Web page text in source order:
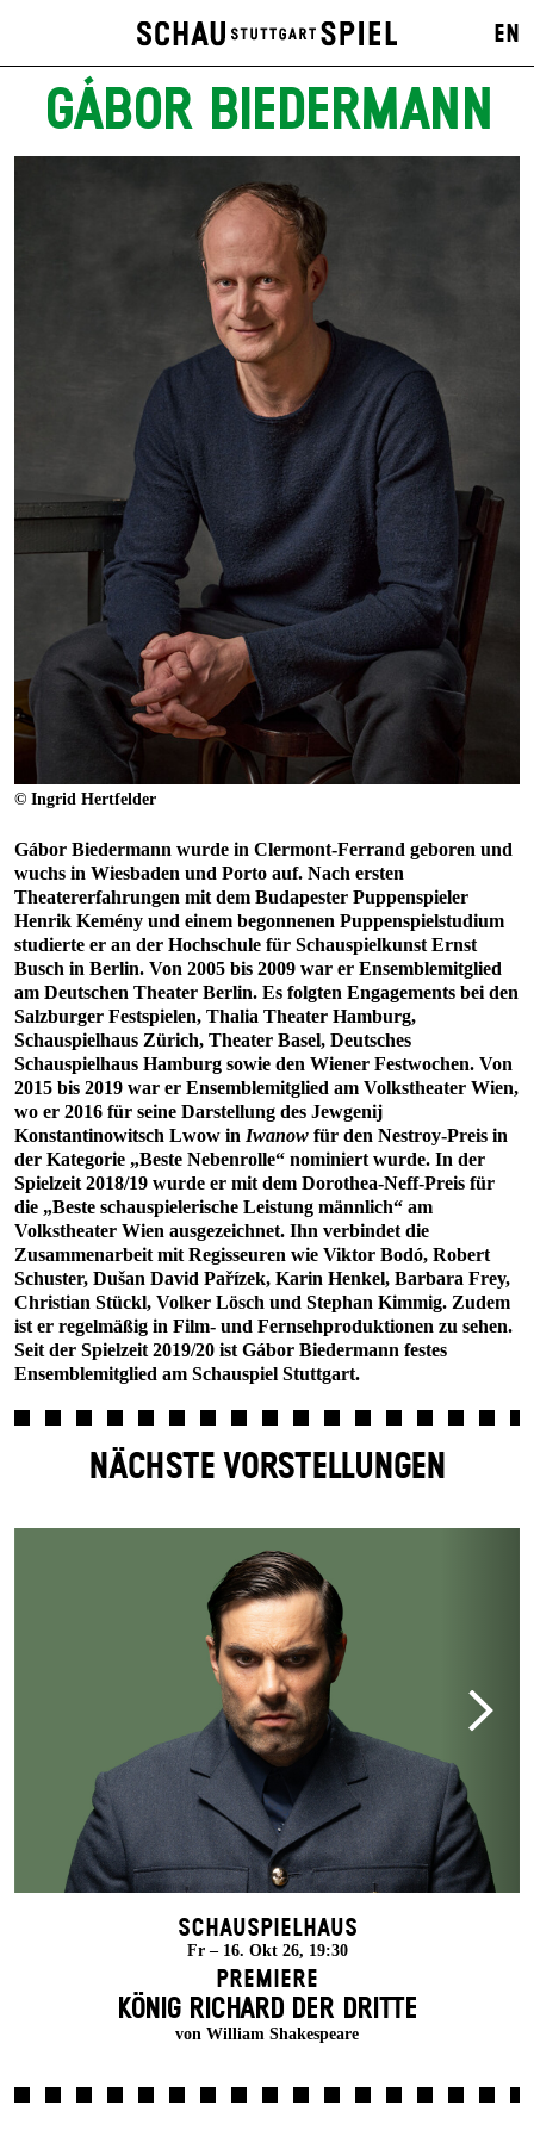
EN
GÁBOR BIEDERMANN
© Ingrid Hertfelder
Gábor Biedermann wurde in Clermont-Ferrand geboren und
wuchs in Wiesbaden und Porto auf. Nach ersten
Theatererfahrungen mit dem Budapester Puppenspieler
Henrik Kemény und einem begonnenen Puppenspielstudium
studierte er an der Hochschule für Schauspielkunst Ernst
Busch in Berlin. Von 2005 bis 2009 war er Ensemblemitglied
am Deutschen Theater Berlin. Es folgten Engagements bei den
Salzburger Festspielen, Thalia Theater Hamburg,
Schauspielhaus Zürich, Theater Basel, Deutsches
Schauspielhaus Hamburg sowie den Wiener Festwochen. Von
2015 bis 2019 war er Ensemblemitglied am Volkstheater Wien,
wo er 2016 für seine Darstellung des Jewgenij
Konstantinowitsch Lwow in Iwanow für den Nestroy-Preis in
der Kategorie „Beste Nebenrolle“ nominiert wurde. In der
Spielzeit 2018/19 wurde er mit dem Dorothea-Neff-Preis für
die „Beste schauspielerische Leistung männlich“ am
Volkstheater Wien ausgezeichnet. Ihn verbindet die
Zusammenarbeit mit Regisseuren wie Viktor Bodó, Robert
Schuster, Dušan David Pařízek, Karin Henkel, Barbara Frey,
Christian Stückl, Volker Lösch und Stephan Kimmig. Zudem
ist er regelmäßig in Film- und Fernsehproduktionen zu sehen.
Seit der Spielzeit 2019/20 ist Gábor Biedermann festes
Ensemblemitglied am Schauspiel Stuttgart.
NÄCHSTE VORSTELLUNGEN
Schauspielhaus
Fr – 16. Okt 26, 19:30
Premiere
KÖNIG RICHARD DER DRITTE
von William Shakespeare